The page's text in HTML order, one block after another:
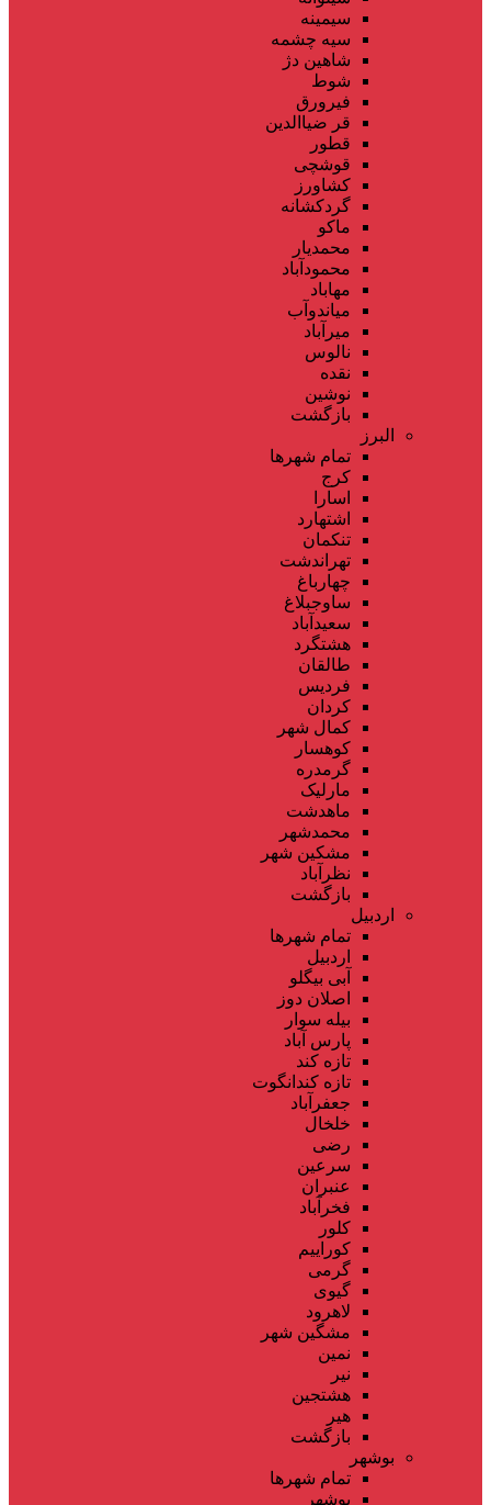
سیمینه
سیه چشمه
شاهین دژ
شوط
فیرورق
قر ضیاالدین
قطور
قوشچی
کشاورز
گردکشانه
ماکو
محمدیار
محمودآباد
مهاباد
میاندوآب
میرآباد
نالوس
نقده
نوشین
بازگشت
البرز
تمام شهر‌ها
کرج
اسارا
اشتهارد
تنکمان
تهراندشت
چهارباغ
ساوجبلاغ
سعیدآباد
هشتگرد
طالقان
فردیس
کردان
کمال شهر
کوهسار
گرمدره
مارلیک
ماهدشت
محمدشهر
مشکین شهر
نظرآباد
بازگشت
اردبیل
تمام شهر‌ها
اردبیل
آبی بیگلو
اصلان دوز
بیله سوار
پارس آباد
تازه کند
تازه کندانگوت
جعفرآباد
خلخال
رضی
سرعین
عنبران
فخرآباد
کلور
کوراییم
گرمی
گیوی
لاهرود
مشگین شهر
نمین
نیر
هشتجین
هیر
بازگشت
بوشهر
تمام شهر‌ها
بوشهر